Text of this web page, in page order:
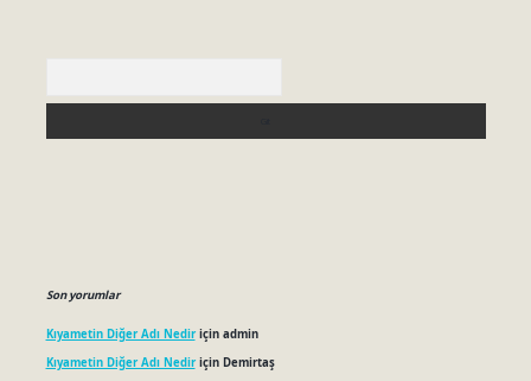
Son yorumlar
Kıyametin Diğer Adı Nediriçin admin
Kıyametin Diğer Adı Nediriçin Demirtaş